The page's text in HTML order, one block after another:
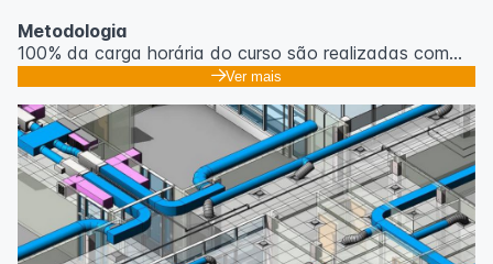
Metodologia
100% da carga horária do curso são realizadas com
ou tablet.
Outras informações
O curso pode sofrer alteração de dados e horário e os
inscritos serão avisados ​​antecipadamente.
O IPETEC reserva-se o direito de não realizar o curso
caso não atinja o número mínimo de 20 inscritos.
Ver mais